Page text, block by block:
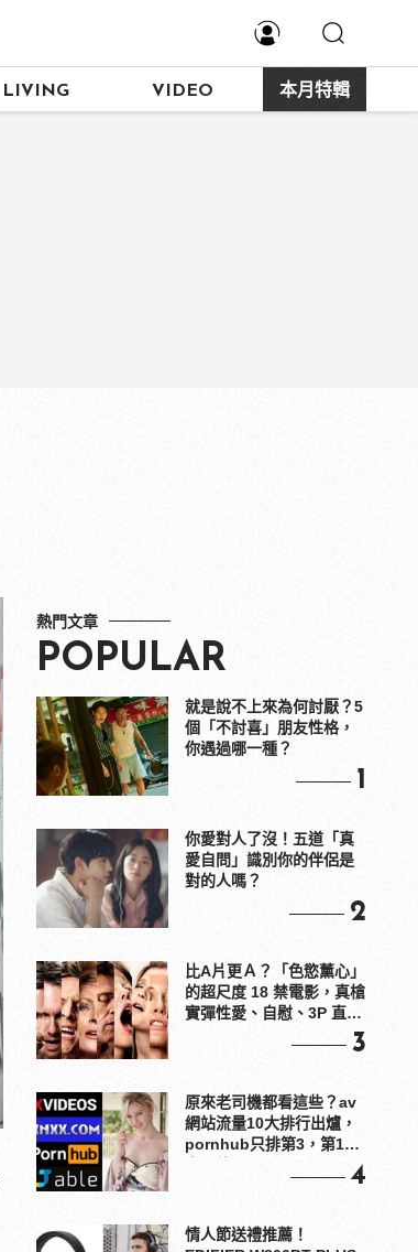
LIVING VIDEO 本月特輯
熱門文章
POPULAR
就是說不上來為何討厭？5
個「不討喜」朋友性格，
你遇過哪一種？
1
你愛對人了沒！五道「真
愛自問」識別你的伴侶是
對的人嗎？
2
比A片更Ａ？「色慾薰心」
的超尺度 18 禁電影，真槍
實彈性愛、自慰、3P 直接
3
原來老司機都看這些？av
網站流量10大排行出爐，
pornhub只排第3，第1名
4
情人節送禮推薦！